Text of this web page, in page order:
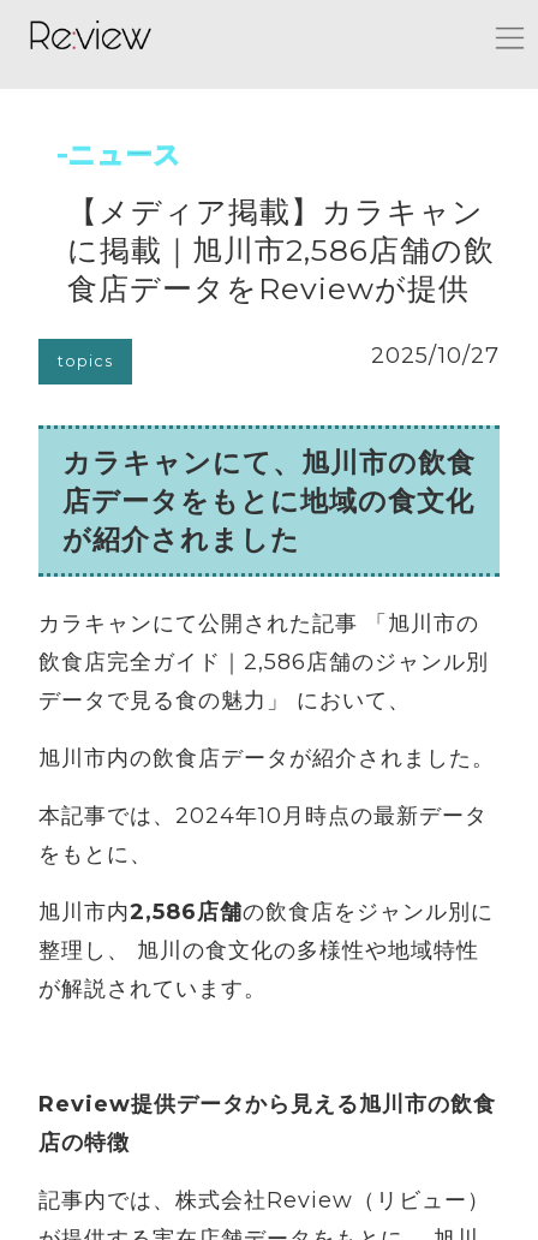
-ニュース
【メディア掲載】カラキャン
に掲載｜旭川市2,586店舗の飲
食店データをReviewが提供
topics 2025/10/27
カラキャンにて、旭川市の飲食
店データをもとに地域の食文化
が紹介されました
カラキャンにて公開された記事 「旭川市の
飲食店完全ガイド｜2,586店舗のジャンル別
データで見る食の魅力」 において、
旭川市内の飲食店データが紹介されました。
本記事では、2024年10月時点の最新データ
をもとに、
旭川市内2,586店舗の飲食店をジャンル別に
整理し、 旭川の食文化の多様性や地域特性
が解説されています。
Review提供データから見える旭川市の飲食
店の特徴
記事内では、株式会社Review（リビュー）